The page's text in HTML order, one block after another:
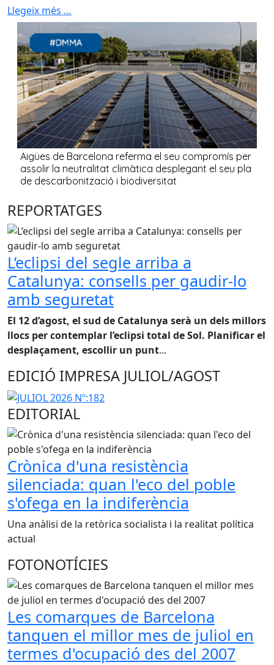
Llegeix més …
REPORTATGES
L’eclipsi del segle arriba a
Catalunya: consells per gaudir-lo
amb seguretat
El 12 d’agost, el sud de Catalunya serà un dels millors
llocs per contemplar l’eclipsi total de Sol. Planificar el
desplaçament, escollir un punt...
EDICIÓ IMPRESA JULIOL/AGOST
EDITORIAL
Crònica d'una resistència
silenciada: quan l'eco del poble
s'ofega en la indiferència
Una anàlisi de la retòrica socialista i la realitat política
actual
FOTONOTÍCIES
Les comarques de Barcelona
tanquen el millor mes de juliol en
termes d'ocupació des del 2007